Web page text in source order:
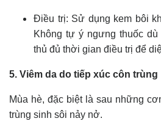
Điều trị: Sử dụng kem bôi
Không tự ý ngưng thuốc
thủ đủ thời gian điều trị để
5. Viêm da do tiếp xúc côn trùng
Mùa hè, đặc biệt là sau những
trùng sinh sôi nảy nở.